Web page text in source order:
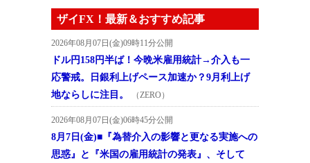
ザイFX！最新＆おすすめ記事
2026年08月07日(金)09時11分公開
ドル円158円半ば！今晩米雇用統計→介入も一
応警戒。日銀利上げペース加速か？9月利上げ
地ならしに注目。
（ZERO）
2026年08月07日(金)06時45分公開
8月7日(金)■『為替介入の影響と更なる実施への
思惑』と『米国の雇用統計の発表』、そして